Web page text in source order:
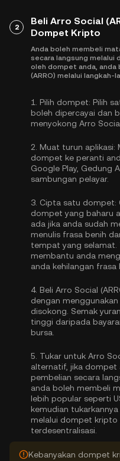
2
Beli Arro Social
Dompet Kripto
Anda boleh membeli
secara langsung melalui
oleh dompet anda, anda
(ARRO) melalui langkah-
1. Pilih dompet: Pilih
boleh dipercayai dan
menyokong Arro Social
2. Muat turun aplikasi:
dompet ke peranti
Google Play, Gedung
sambungan pelayar.
3. Cipta satu dompet:
dompet yang baharu
ada jika anda sudah
menulis frasa benih
tempat yang selamat.
membantu anda
anda kehilangan frasa
4. Beli Arro Social
dengan
disokong. Semak
tinggi daripada
bursa.
5. Tukar untuk Arro
alternatif, jika dompet
pembelian secara
anda boleh membeli
lebih popular seperti
kemudian
melalui dompet kripto
terdesentralisasi.
Kebanyakan dompet